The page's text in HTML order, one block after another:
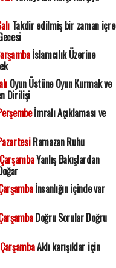
Takdir edilmiş bir zaman içre
İslamcılık Üzerine
Oyun Üstüne Oyun Kurmak ve
Dirilişi
İmralı Açıklaması ve
Ramazan Ruhu
Yanlış Bakışlardan
İnsanlığın içinde var
Doğru Sorular Doğru
Aklı karışıklar için